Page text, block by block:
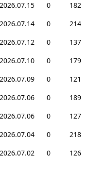
2026.07.15 0
182
2026.07.14 0
214
2026.07.12 0
137
2026.07.10 0
179
2026.07.09 0
121
2026.07.06 0
189
2026.07.06 0
127
2026.07.04 0
218
2026.07.02 0 126